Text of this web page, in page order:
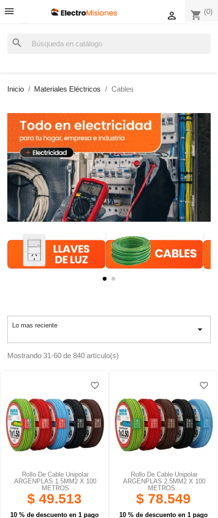
shopping_cart (0)

search
Inicio Materiales Eléctricos Cables
Lo mas reciente 
Mostrando 31-60 de 840 artículo(s)
Rollo De Cable Unipolar
ARGENPLAS 1.5MM2 X 100
METROS
$ 49.513
10 % de descuento en 1 pago
favorite_border
favorite_border
favorite_border
Rollo De Cable Unipolar
ARGENPLAS 2.5MM2 X 100
METROS...
$ 78.549
10 % de descuento en 1 pago
favorite_border
favorite_border
favorite_border